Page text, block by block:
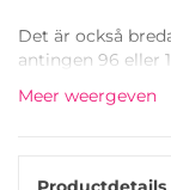
Det är också
antingen 96 eller
täcka de gamla
Meer weergeven